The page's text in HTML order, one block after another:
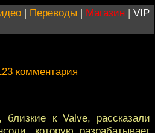
| Переводы | Магазин | VIP
комментария
близкие к Valve, рассказали
которую разрабатывает